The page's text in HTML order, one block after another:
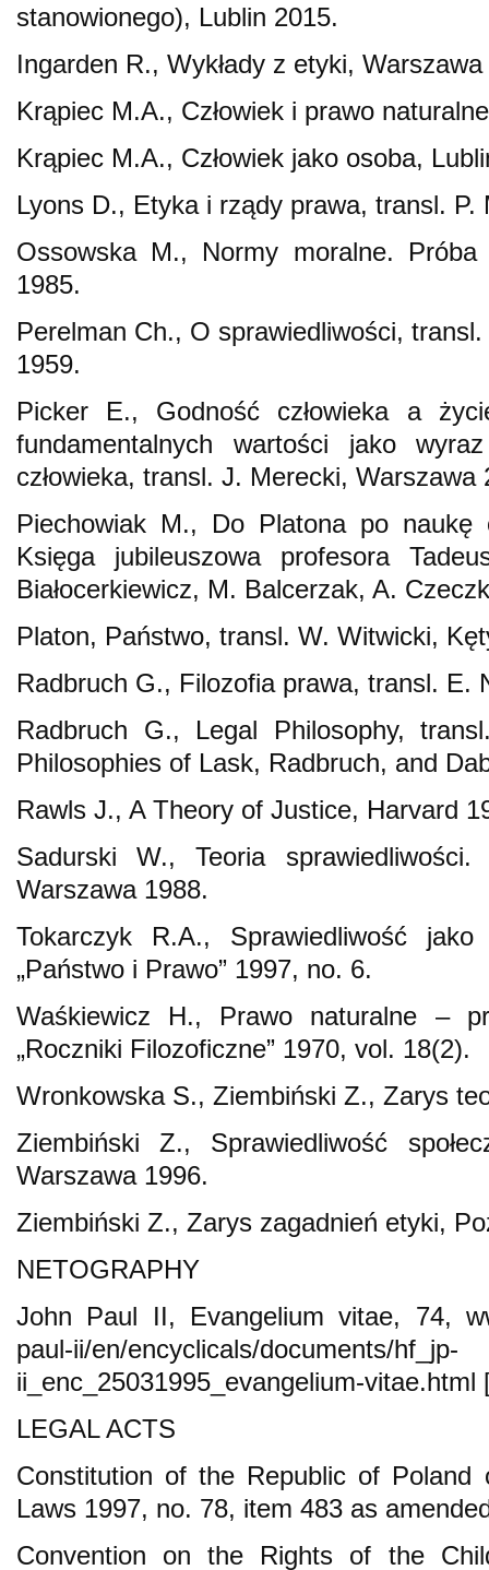
stanowionego), Lublin 2015.
Ingarden R., Wykłady z etyki,
Krąpiec M.A., Człowiek i prawo
Krąpiec M.A., Człowiek jako osoba,
Lyons D., Etyka i rządy prawa, transl.
Ossowska M., Normy moralne. Próba
1985.
Perelman Ch., O sprawiedliwości,
1959.
Picker E., Godność człowieka a
fundamentalnych wartości jako
człowieka, transl. J. Merecki, Warszawa
Piechowiak M., Do Platona po naukę
Księga jubileuszowa profesora
Białocerkiewicz, M. Balcerzak, A.
Platon, Państwo, transl. W. Witwicki,
Radbruch G., Filozofia prawa, transl. E.
Radbruch G., Legal Philosophy,
Philosophies of Lask, Radbruch, and
Rawls J., A Theory of Justice, Harvard
Sadurski W., Teoria sprawiedliwości.
Warszawa 1988.
Tokarczyk R.A., Sprawiedliwość
„Państwo i Prawo” 1997, no. 6.
Waśkiewicz H., Prawo naturalne –
„Roczniki Filozoficzne” 1970, vol. 18(2).
Wronkowska S., Ziembiński Z., Zarys
Ziembiński Z., Sprawiedliwość
Warszawa 1996.
Ziembiński Z., Zarys zagadnień etyki,
NETOGRAPHY
John Paul II, Evangelium vitae, 74,
paul-ii/en/encyclicals/documents/hf_jp-
ii_enc_25031995_evangelium-vitae.html
LEGAL ACTS
Constitution of the Republic of
Laws 1997, no. 78, item 483 as
Convention on the Rights of the